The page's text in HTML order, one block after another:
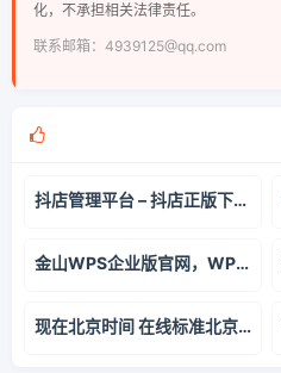
化，不承担相关法律责任。
联系邮箱：4939125@qq.com
抖店管理平台 – 抖店正版下载 | 支持售后处理与违规预警的店铺运营助手
金山WPS企业版官网，WPS Office提供兼容、正版、适用OFFICE
现在北京时间 在线标准北京时间校对